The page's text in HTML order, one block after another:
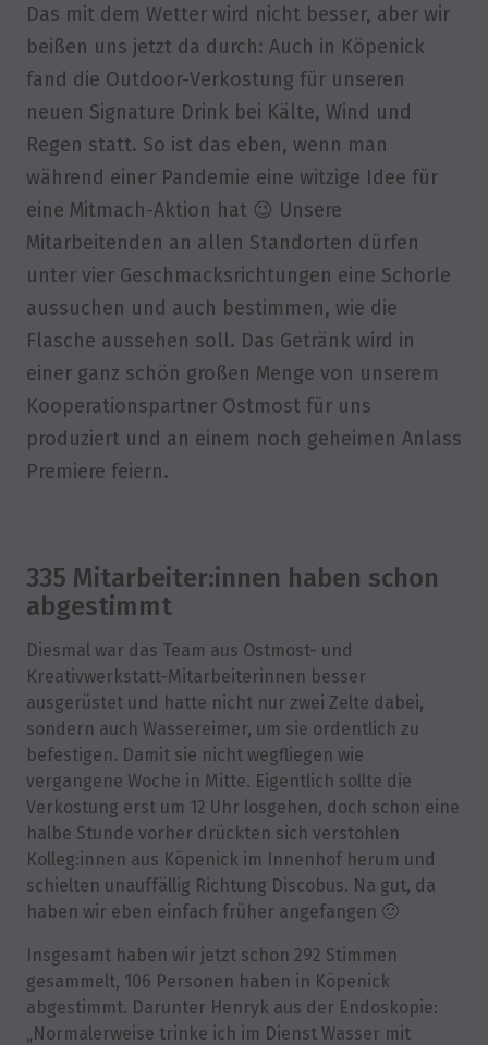
Das mit dem Wetter wird nicht besser, aber wir
beißen uns jetzt da durch: Auch in Köpenick
fand die Outdoor-Verkostung für unseren
neuen Signature Drink bei Kälte, Wind und
Regen statt. So ist das eben, wenn man
während einer Pandemie eine witzige Idee für
eine Mitmach-Aktion hat 😉 Unsere
Mitarbeitenden an allen Standorten dürfen
unter vier Geschmacksrichtungen eine Schorle
aussuchen und auch bestimmen, wie die
Flasche aussehen soll. Das Getränk wird in
einer ganz schön großen Menge von unserem
Kooperationspartner Ostmost für uns
produziert und an einem noch geheimen Anlass
Premiere feiern.
335 Mitarbeiter:innen haben schon
abgestimmt
Diesmal war das Team aus Ostmost- und
Kreativwerkstatt-Mitarbeiterinnen besser
ausgerüstet und hatte nicht nur zwei Zelte dabei,
sondern auch Wassereimer, um sie ordentlich zu
befestigen. Damit sie nicht wegfliegen wie
vergangene Woche in Mitte. Eigentlich sollte die
Verkostung erst um 12 Uhr losgehen, doch schon eine
halbe Stunde vorher drückten sich verstohlen
Kolleg:innen aus Köpenick im Innenhof herum und
schielten unauffällig Richtung Discobus. Na gut, da
haben wir eben einfach früher angefangen 🙂
Insgesamt haben wir jetzt schon 292 Stimmen
gesammelt, 106 Personen haben in Köpenick
abgestimmt. Darunter Henryk aus der Endoskopie:
„Normalerweise trinke ich im Dienst Wasser mit